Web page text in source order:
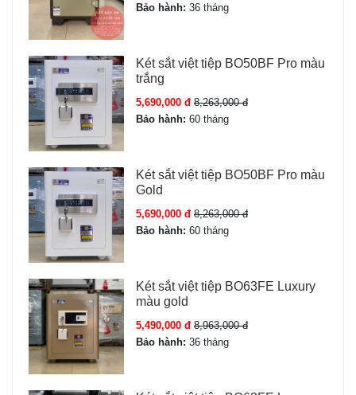
Bảo hành: 36 tháng
Két sắt việt tiệp BO50BF Pro màu
trắng
5,690,000 đ 8,263,000 đ
Bảo hành: 60 tháng
Két sắt việt tiệp BO50BF Pro màu
Gold
5,690,000 đ 8,263,000 đ
Bảo hành: 60 tháng
Két sắt việt tiệp BO63FE Luxury
màu gold
5,490,000 đ 8,963,000 đ
Bảo hành: 36 tháng